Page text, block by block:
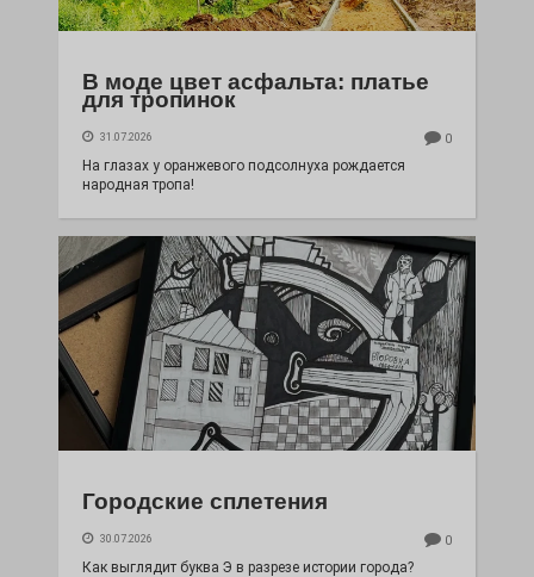
В моде цвет асфальта: платье
для тропинок
31.07.2026 0
На глазах у оранжевого подсолнуха рождается
народная тропа!
Городские сплетения
30.07.2026 0
Как выглядит буква Э в разрезе истории города?